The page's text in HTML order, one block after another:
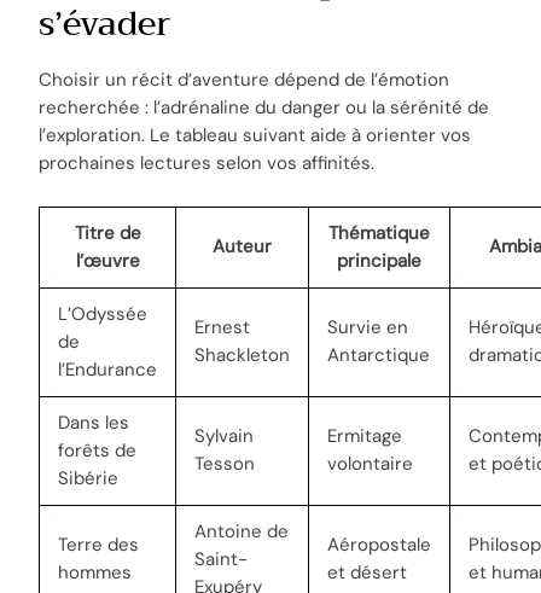
s’évader
Choisir un récit d’aventure dépend de l’émotion
recherchée : l’adrénaline du danger ou la sérénité de
l’exploration. Le tableau suivant aide à orienter vos
prochaines lectures selon vos affinités.
Titre de
l’œuvre
Auteur
Thématique
principale
L’Odyssée
de
l’Endurance
Ernest
Shackleton
Survie en
Antarctique
Dans les
forêts de
Sibérie
Sylvain
Tesson
Ermitage
volontaire
et
Terre des
hommes
Antoine de
Saint-
Exupéry
Aéropostale
et désert
et